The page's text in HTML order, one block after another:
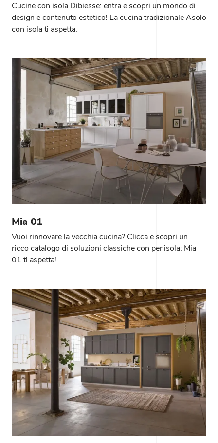
Cucine con isola Dibiesse: entra e scopri un mondo di
design e contenuto estetico! La cucina tradizionale Asolo
con isola ti aspetta.
Mia 01
Vuoi rinnovare la vecchia cucina? Clicca e scopri un
ricco catalogo di soluzioni classiche con penisola: Mia
01 ti aspetta!